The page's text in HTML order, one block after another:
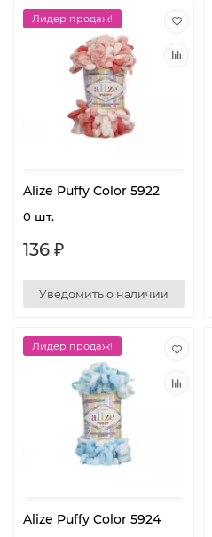
Лидер продаж!
Alize Puffy Color 5922
0 шт.
136 ₽
Уведомить о наличии
Лидер продаж!
Alize Puffy Color 5924